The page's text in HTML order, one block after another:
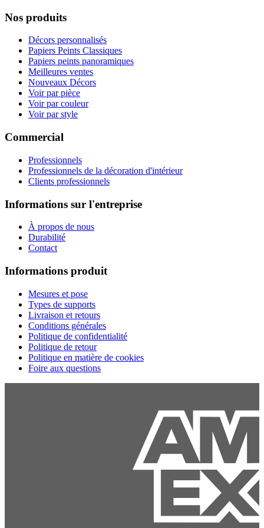
Nos produits
Décors personnalisés
Papiers Peints Classiques
Papiers peints panoramiques
Meilleures ventes
Nouveaux Décors
Voir par pièce
Voir par couleur
Voir par style
Commercial
Professionnels
Professionnels de la décoration d'intérieur
Clients professionnels
Informations sur l'entreprise
À propos de nous
Durabilité
Contact
Informations produit
Mesures et pose
Types de supports
Livraison et retours
Conditions générales
Politique de confidentialité
Politique de retour
Politique en matière de cookies
Foire aux questions